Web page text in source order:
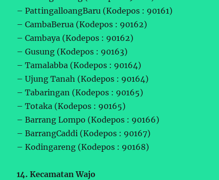
– PattingalloangBaru (Kodepos : 90161)
– CambaBerua (Kodepos : 90162)
– Cambaya (Kodepos : 90162)
– Gusung (Kodepos : 90163)
– Tamalabba (Kodepos : 90164)
– Ujung Tanah (Kodepos : 90164)
– Tabaringan (Kodepos : 90165)
– Totaka (Kodepos : 90165)
– Barrang Lompo (Kodepos : 90166)
– BarrangCaddi (Kodepos : 90167)
– Kodingareng (Kodepos : 90168)
14. Kecamatan Wajo